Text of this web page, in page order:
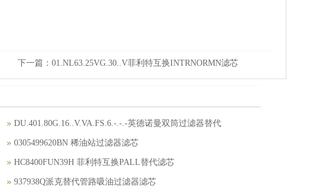
下一篇： 01.NL63.25VG.30..V菲利特互换INTRNORMN滤芯
DU.401.80G.16..V.VA.FS.6.-.-.-英德诺曼双筒过滤器替代
0305499620BN 稀油站过滤器滤芯
HC8400FUN39H 菲利特互换PALL替代滤芯
937938Q派克替代管路吸油过滤器滤芯